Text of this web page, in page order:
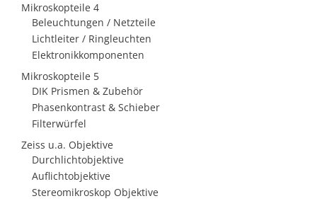
Mikroskopteile 4
Beleuchtungen / Netzteile
Lichtleiter / Ringleuchten
Elektronikkomponenten
Mikroskopteile 5
DIK Prismen & Zubehör
Phasenkontrast & Schieber
Filterwürfel
Zeiss u.a. Objektive
Durchlichtobjektive
Auflichtobjektive
Stereomikroskop Objektive